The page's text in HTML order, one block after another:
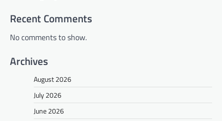
Recent Comments
No comments to show.
Archives
August 2026
July 2026
June 2026